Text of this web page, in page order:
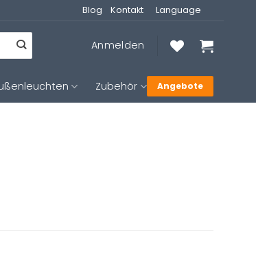
Blog Kontakt Language
Anmelden
Zubehör Angebote